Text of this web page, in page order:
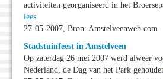
activiteiten georganiseerd in het
lees
27-05-2007, Bron: Amstelveenweb.com
Stadstuinfeest in Amstelveen
Op zaterdag 26 mei 2007 werd alweer
Nederland, de Dag van het Park